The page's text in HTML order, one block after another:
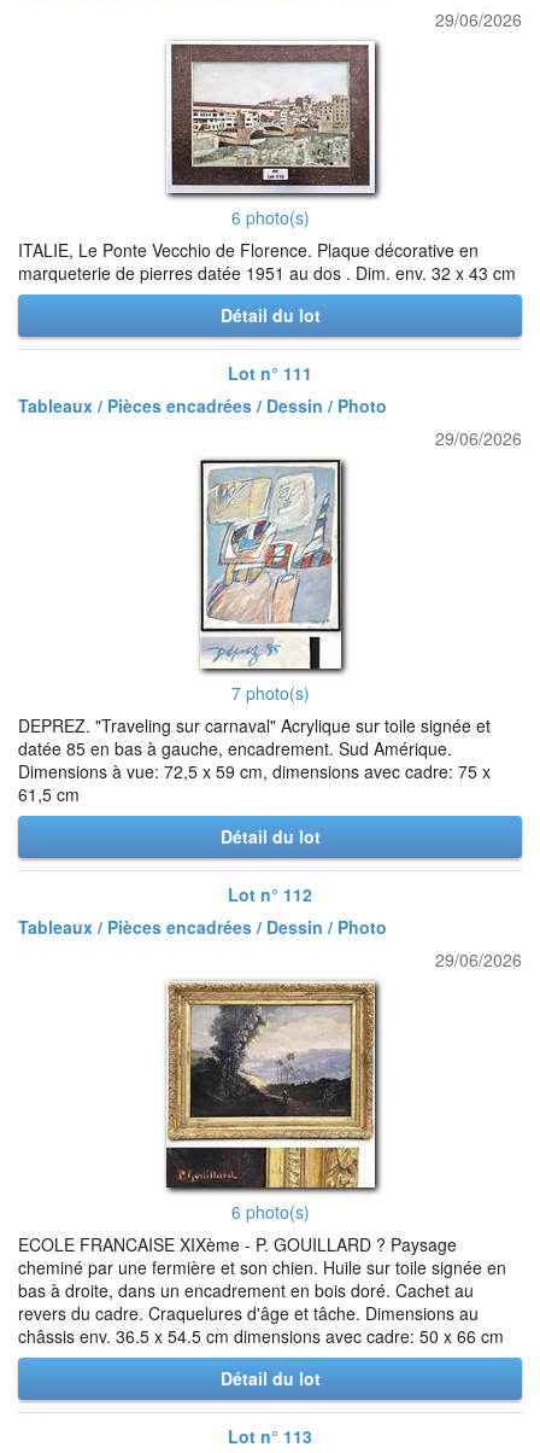
29/06/2026
6 photo(s)
ITALIE, Le Ponte Vecchio de Florence. Plaque décorative en
marqueterie de pierres datée 1951 au dos . Dim. env. 32 x 43 cm
Détail du lot
Lot n° 111
Tableaux / Pièces encadrées / Dessin / Photo
29/06/2026
7 photo(s)
DEPREZ. "Traveling sur carnaval" Acrylique sur toile signée et
datée 85 en bas à gauche, encadrement. Sud Amérique.
Dimensions à vue: 72,5 x 59 cm, dimensions avec cadre: 75 x
61,5 cm
Détail du lot
Lot n° 112
Tableaux / Pièces encadrées / Dessin / Photo
29/06/2026
6 photo(s)
ECOLE FRANCAISE XIXème - P. GOUILLARD ? Paysage
cheminé par une fermière et son chien. Huile sur toile signée en
bas à droite, dans un encadrement en bois doré. Cachet au
revers du cadre. Craquelures d'âge et tâche. Dimensions au
châssis env. 36.5 x 54.5 cm dimensions avec cadre: 50 x 66 cm
Détail du lot
Lot n° 113